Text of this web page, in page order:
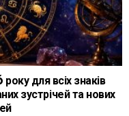
для всіх знаків
зустрічей та нових